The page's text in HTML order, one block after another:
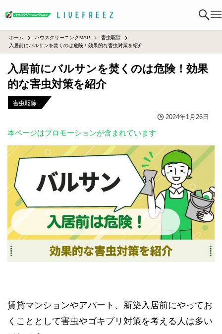
ホーム ハウスクリーニングMAP
害虫駆除
入居前にバルサンを焚くのは危険！効果的な害虫対策を紹介
入居前にバルサンを焚くのは危険！効果
的な害虫対策を紹介
害虫駆除
2024年1月26日
本ページはプロモーションが含まれています
賃貸マンションやアパート、新築入居前にやってお
くこととして害虫やゴキブリ対策を考える人は多い